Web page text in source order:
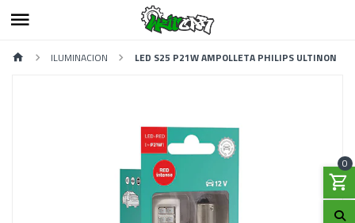
0
ILUMINACION LED S25 P21W AMPOLLETA PHILIPS ULTINON